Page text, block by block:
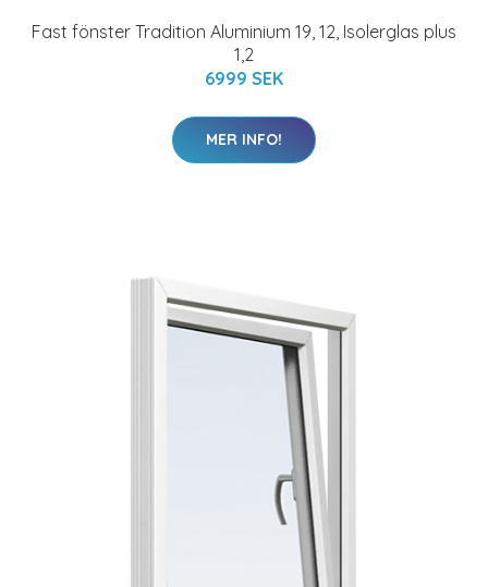
Fast fönster Tradition Aluminium 19, 12, Isolerglas plus
1,2
6999 SEK
MER INFO!